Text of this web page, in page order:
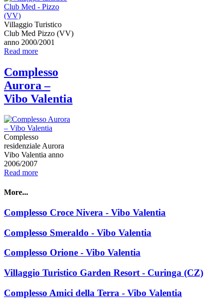
Villaggio Turistico
Club Med Pizzo (VV)
anno 2000/2001
Read more
Complesso
Aurora –
Vibo Valentia
Complesso
residenziale Aurora
Vibo Valentia anno
2006/2007
Read more
More...
Complesso Croce Nivera - Vibo Valentia
Complesso Smeraldo - Vibo Valentia
Complesso Orione - Vibo Valentia
Villaggio Turistico Garden Resort - Curinga (CZ)
Complesso Amici della Terra - Vibo Valentia